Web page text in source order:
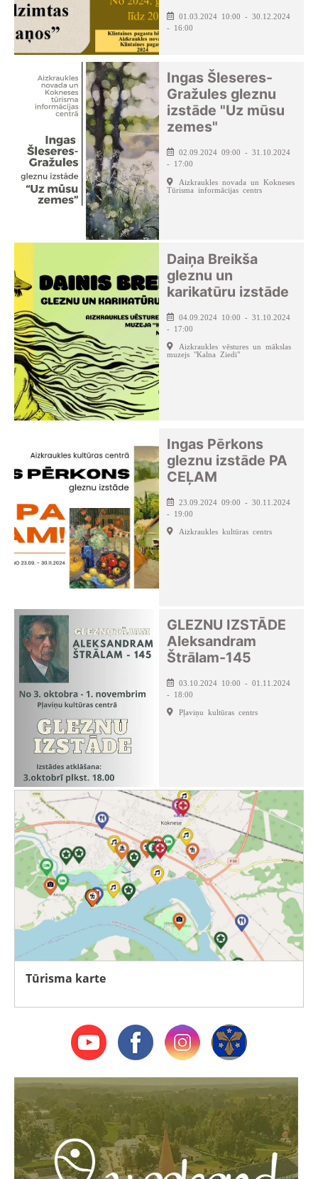
01.03.2024 10:00 - 30.12.2024
- 16:00
Ingas Šleseres-
Gražules gleznu
izstāde "Uz mūsu
zemes"
02.09.2024 09:00 - 31.10.2024
- 17:00
Aizkraukles novada un Kokneses
Tūrisma informācijas centrs
Daiņa Breikša
gleznu un
karikatūru izstāde
04.09.2024 10:00 - 31.10.2024
- 17:00
Aizkraukles vēstures un mākslas
muzejs "Kalna Ziedi"
Ingas Pērkons
gleznu izstāde PA
CEĻAM
23.09.2024 09:00 - 30.11.2024
- 19:00
Aizkraukles kultūras centrs
GLEZNU IZSTĀDE
Aleksandram
Štrālam-145
03.10.2024 10:00 - 01.11.2024
- 18:00
Pļaviņu kultūras centrs
Tūrisma karte